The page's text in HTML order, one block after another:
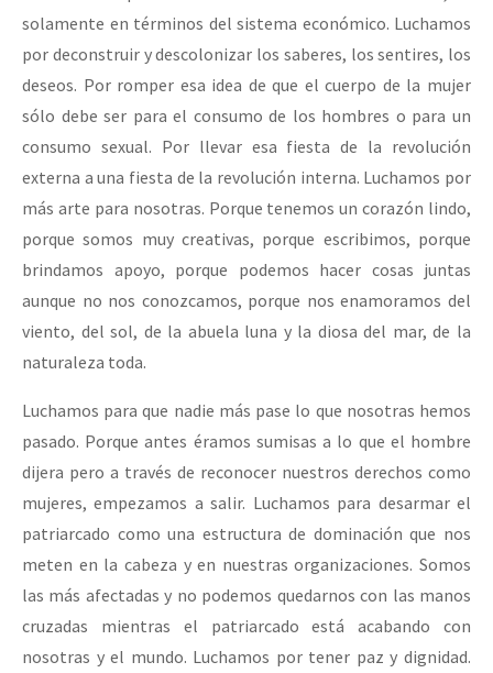
solamente en términos del sistema económico. Luchamos
por deconstruir y descolonizar los saberes, los sentires, los
deseos. Por romper esa idea de que el cuerpo de la mujer
sólo debe ser para el consumo de los hombres o para un
consumo sexual. Por llevar esa fiesta de la revolución
externa a una fiesta de la revolución interna. Luchamos por
más arte para nosotras. Porque tenemos un corazón lindo,
porque somos muy creativas, porque escribimos, porque
brindamos apoyo, porque podemos hacer cosas juntas
aunque no nos conozcamos, porque nos enamoramos del
viento, del sol, de la abuela luna y la diosa del mar, de la
naturaleza toda.
Luchamos para que nadie más pase lo que nosotras hemos
pasado. Porque antes éramos sumisas a lo que el hombre
dijera pero a través de reconocer nuestros derechos como
mujeres, empezamos a salir. Luchamos para desarmar el
patriarcado como una estructura de dominación que nos
meten en la cabeza y en nuestras organizaciones. Somos
las más afectadas y no podemos quedarnos con las manos
cruzadas mientras el patriarcado está acabando con
nosotras y el mundo. Luchamos por tener paz y dignidad.